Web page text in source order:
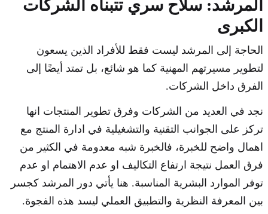
المرشد: سلاح سري تتبناه الشركات
الكبرى
الحاجة إلى المرشد ليست فقط للأفراد الذين يسعون
لتطوير مسيرتهم المهنية كما هو شائع، بل تمتد أيضًا إلى
الفرق داخل الشركات.
نجد في العديد من الشركات وفرق تطوير المنتجات انها
تركز على الجوانب التقنية والتشغيلية في ادارة المنتج مع
اهمال واضح للخبرة، فالخبرة شبه معدومة في الكثير من
فرق العمل نتيجة ارتفاع التكاليف او عدم الاهتمام او عدم
توفر الموارد البشرية المناسبة. هنا يأتي دور المرشد كجسر
بين المعرفة النظرية والتطبيق العملي ليسد هذه الفجوة.